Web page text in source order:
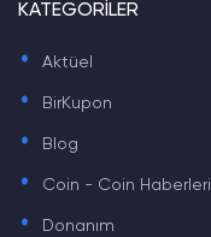
KATEGORİLER
. Aktüel
. BirKupon
. Blog
. Coin - Coin Haberleri
. Donanım